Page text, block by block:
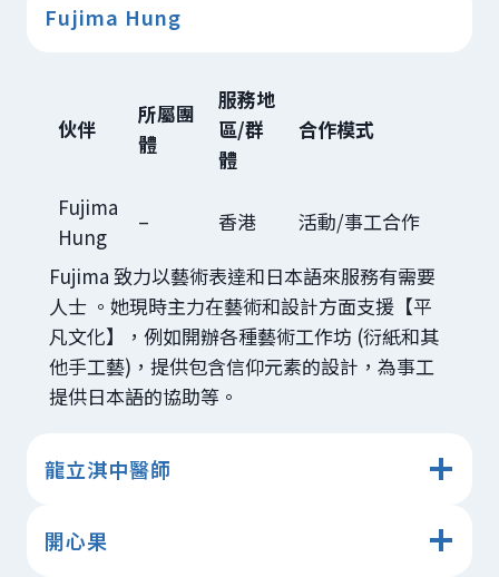
Fujima Hung
伙伴
所屬團
體
服務地
區/群
體
合作模式
Fujima
Hung
– 香港
活動/事工合作
Fujima 致力以藝術表達和日本語來服務有需要
人士 。她現時主力在藝術和設計方面支援【平
凡文化】，例如開辦各種藝術工作坊 (衍紙和其
他手工藝)，提供包含信仰元素的設計，為事工
提供日本語的協助等。
龍立淇中醫師
開心果